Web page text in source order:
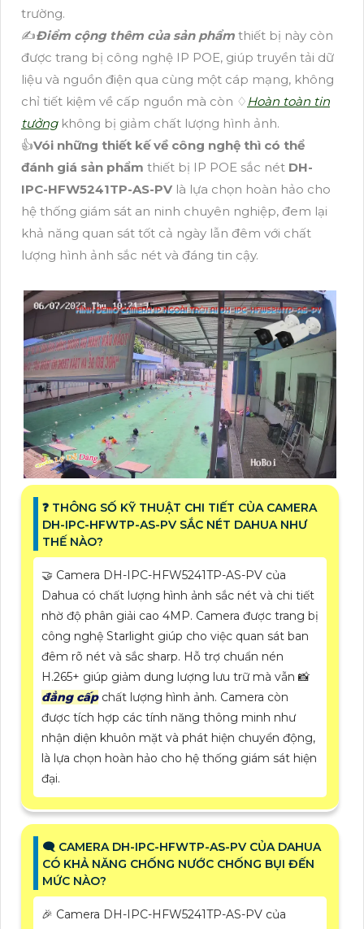
trường.
✍️Điểm cộng thêm của sản phẩm thiết bị này còn
được trang bị công nghệ IP POE, giúp truyền tải dữ
liệu và nguồn điện qua cùng một cáp mạng, không
chỉ tiết kiệm về cấp nguồn mà còn ♢ Hoàn toàn tin
tưởngkhông bị giảm chất lượng hình ảnh.
👍Vói những thiết kế về công nghệ thì có thể
đánh giá sản phẩm thiết bị IP POE sắc nét DH-
IPC-HFW5241TP-AS-PV là lựa chọn hoàn hảo cho
hệ thống giám sát an ninh chuyên nghiệp, đem lại
khả năng quan sát tốt cả ngày lẫn đêm với chất
lượng hình ảnh sắc nét và đáng tin cậy.
❓ THÔNG SỐ KỸ THUẬT CHI TIẾT CỦA CAMERA
DH-IPC-HFWTP-AS-PV SẮC NÉT DAHUA NHƯ
THẾ NÀO?
🤝 Camera DH-IPC-HFW5241TP-AS-PV của
Dahua có chất lượng hình ảnh sắc nét và chi tiết
nhờ độ phân giải cao 4MP. Camera được trang bị
công nghệ Starlight giúp cho việc quan sát ban
đêm rõ nét và sắc sharp. Hỗ trợ chuẩn nén
H.265+ giúp giảm dung lượng lưu trữ mà vẫn 📸
đẳng cấpchất lượng hình ảnh. Camera còn
được tích hợp các tính năng thông minh như
nhận diện khuôn mặt và phát hiện chuyển động,
là lựa chọn hoàn hảo cho hệ thống giám sát hiện
đại.
🗨️ CAMERA DH-IPC-HFWTP-AS-PV CỦA DAHUA
CÓ KHẢ NĂNG CHỐNG NƯỚC CHỐNG BỤI ĐẾN
MỨC NÀO?
️🎉 Camera DH-IPC-HFW5241TP-AS-PV của